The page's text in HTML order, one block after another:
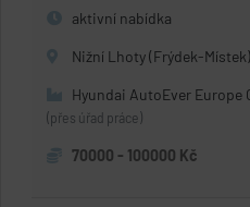
aktivní nabídka
Nižní Lhoty (Frýdek-Místek)
Hyundai AutoEver Europe
(přes úřad práce)
70000 - 100000 Kč